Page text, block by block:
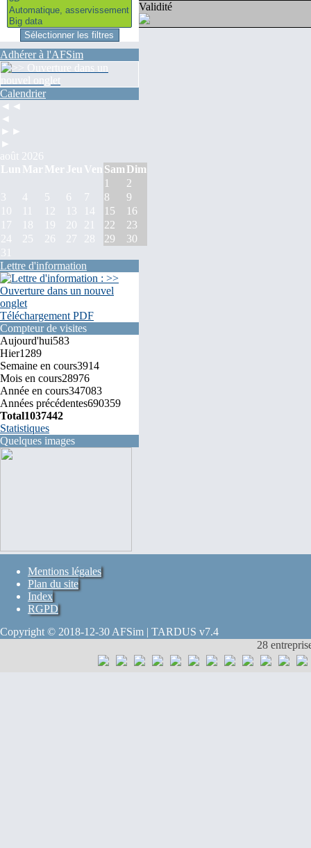
Adhérer à l'AFSim
Calendrier
◄◄
◄
►►
►
août 2026
Lun Mar Mer Jeu Ven Sam Dim
1
2
3
4 5 6 7 8
9
10
11 12 13 14 15
16
17
18 19 20 21 22
23
24
25 26 27 28 29
30
31
Lettre d'information
Téléchargement PDF
Compteur de visites
Aujourd'hui583
Hier1289
Semaine en cours3914
Mois en cours28976
Année en cours347083
Années précédentes690359
Total1037442
Statistiques
Quelques images
Validité
Mentions légales
Plan du site
Index
RGPD
Copyright © 2018-12-30 AFSim | TARDUS v7.4
28